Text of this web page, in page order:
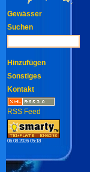
Gewässer
Suchen
Hinzufügen
Sonstiges
Kontakt
RSS Feed
06.08.2026 05:18